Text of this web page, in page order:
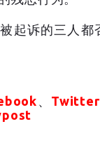
被起诉的三人
、 Twitter